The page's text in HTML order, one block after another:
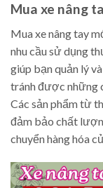
Mua xe nâng
Mua xe nâng tay
nhu cầu sử dụng
giúp bạn quản lý
tránh được những
Các sản phẩm từ
đảm bảo chất
chuyển hàng hóa